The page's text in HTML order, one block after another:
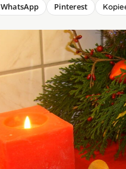
WhatsApp Pinterest